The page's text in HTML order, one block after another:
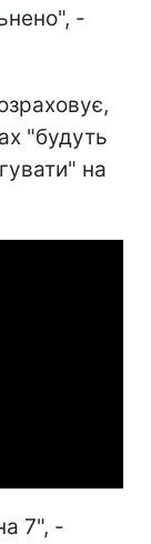
-
"будуть
на
7", -